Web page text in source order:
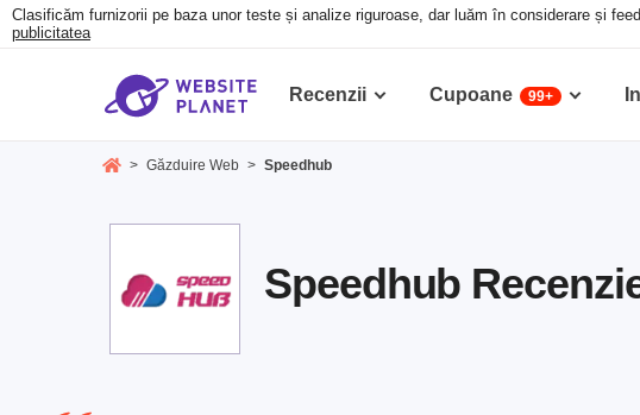
Clasificăm furnizorii pe baza unor teste și analize riguroase, dar luăm în considerare și
publicitatea
Recenzii Cupoane 99+
> Găzduire Web > Speedhub
Speedhub